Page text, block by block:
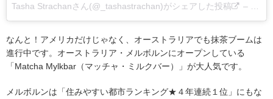
Tasha Strachanさん(@_tashastrachan)がシェアした投稿 –
なんと！アメリカだけじゃなく、オーストラリアでも抹茶ブームは
進行中です。オーストラリア・メルボルンにオープンしている
「Matcha Mylkbar（マッチャ・ミルクバー）」が大人気です。
メルボルンは「住みやすい都市ランキング★４年連続１位」にもな